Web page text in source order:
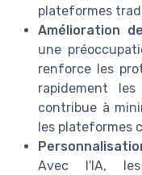
plateformes
Amélioration
une
renforce les
rapidement
contribue à
les plateformes
Avec l'IA,